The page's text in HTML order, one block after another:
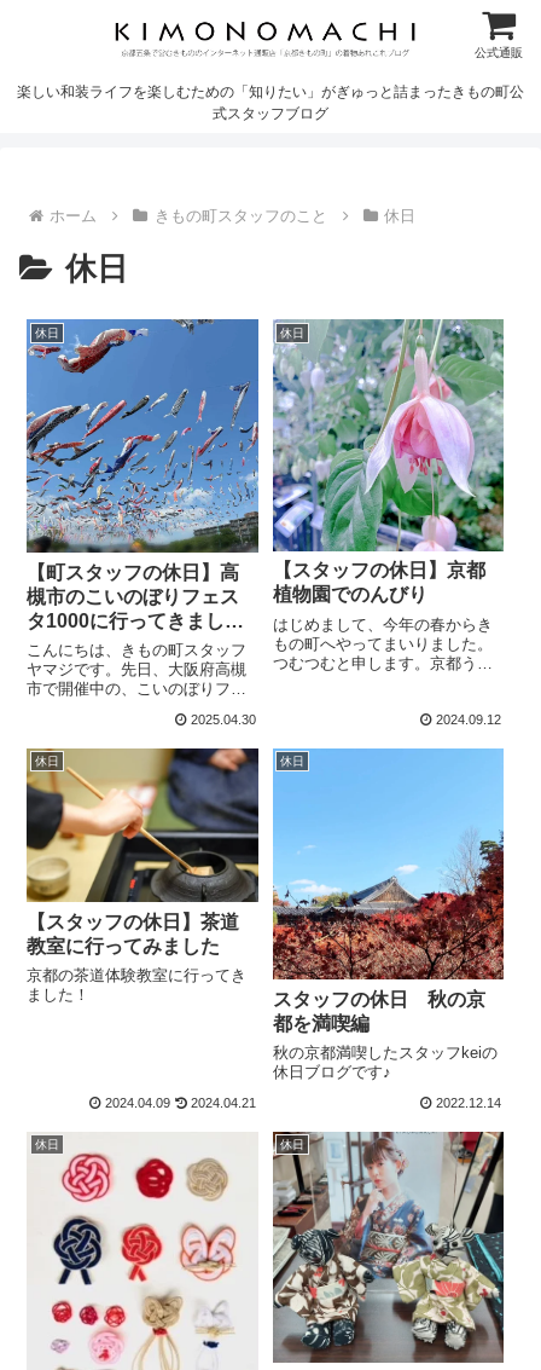
公式通販
楽しい和装ライフを楽しむための「知りたい」がぎゅっと詰まったきもの町公
式スタッフブログ
ホーム きもの町スタッフのこと 休日
休日
休日
【町スタッフの休日】高
槻市のこいのぼりフェス
タ1000に行ってきまし
た！
こんにちは、きもの町スタッフ
ヤマジです。先日、大阪府高槻
市で開催中の、こいのぼりフェ
いのぼりフェスタ1000とは？こ
のイベントは、子どもたちの健
やかな成長を願い、河川環境へ
の関心を高めることを目的とし
て、平成...
2025.04.30
休日
【スタッフの休日】京都
植物園でのんびり
はじめまして、今年の春からき
もの町へやってまいりました。
つむつむと申します。京都うま
者ですが、１つ１つ覚えて楽し
ています👘おなじように「初心
2024.09.12
休日
【スタッフの休日】茶道
教室に行ってみました
京都の茶道体験教室に行ってき
ました！
2024.04.09 2024.04.21
休日
スタッフの休日 秋の京
都を満喫編
秋の京都満喫したスタッフkeiの
休日ブログです♪
2022.12.14
休日 休日